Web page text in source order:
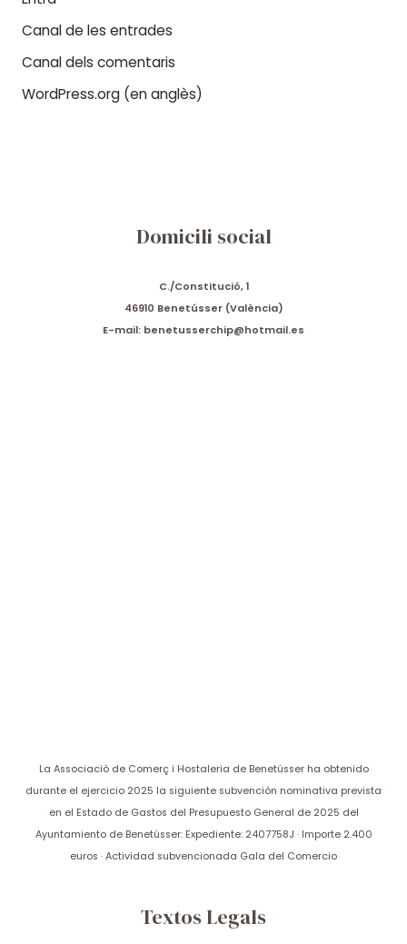
Canal de les entrades
Canal dels comentaris
WordPress.org (en anglès)
Domicili social
C./Constitució, 1
46910 Benetússer (València)
E-mail: benetusserchip@hotmail.es
La Associació de Comerç i Hostaleria de Benetússer ha obtenido
durante el ejercicio 2025 la siguiente subvención nominativa prevista
en el Estado de Gastos del Presupuesto General de 2025 del
Ayuntamiento de Benetússer: Expediente: 2407758J · Importe 2.400
euros · Actividad subvencionada Gala del Comercio
Textos Legals